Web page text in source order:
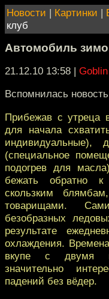
Новости | Картинки |
клуб
Автомобиль
21.12.10 13:58 | Goblin
Вспомнилась
Прибежав с утреца
для начала
индивидуальные),
(специальное
подогрев для
бежать обратно
скользким
товарищами.
безобразных
результате
охлаждения.
вкупе с двумя
значительно
падений без вёдер.